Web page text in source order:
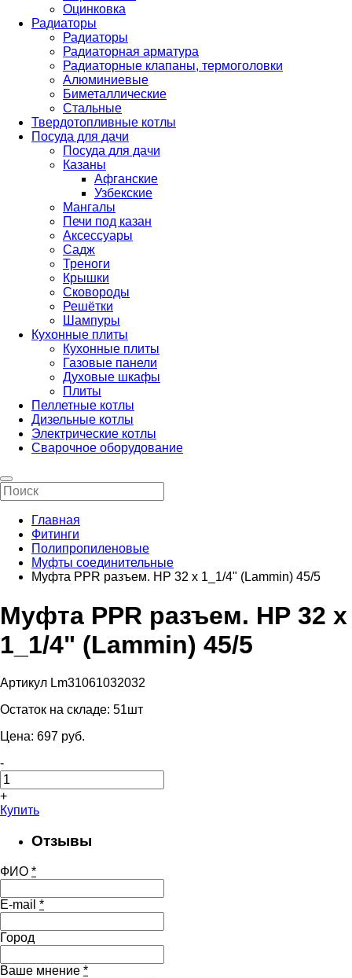
Оцинковка
Радиаторы
Радиаторы
Радиаторная арматура
Радиаторные клапаны, термоголовки
Алюминиевые
Биметаллические
Стальные
Твердотопливные котлы
Посуда для дачи
Посуда для дачи
Казаны
Афганские
Узбекские
Мангалы
Печи под казан
Аксессуары
Садж
Треноги
Крышки
Сковороды
Решётки
Шампуры
Кухонные плиты
Кухонные плиты
Газовые панели
Духовые шкафы
Плиты
Пеллетные котлы
Дизельные котлы
Электрические котлы
Сварочное оборудование
Главная
Фитинги
Полипропиленовые
Муфты соединительные
Муфта PPR разъем. НР 32 х 1_1/4" (Lammin) 45/5
Муфта PPR разъем. НР 32 х
1_1/4" (Lammin) 45/5
Артикул Lm31061032032
Остаток на складе: 51шт
Цена: 697 pуб.
-
+
Купить
Отзывы
ФИО *
E-mail *
Город
Ваше мнение *